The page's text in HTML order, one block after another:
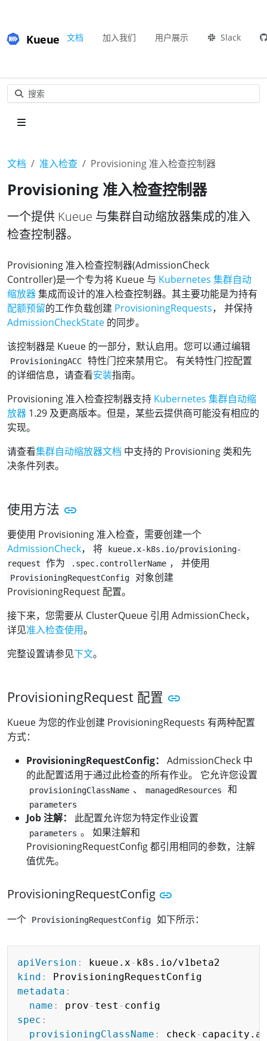
Kueue 文档 加入我们 用户展示 Slack
搜索
文档 准入检查 Provisioning 准入检查控制器
Provisioning 准入检查控制器
一个提供 Kueue 与集群自动缩放器集成的准入
检查控制器。
Provisioning 准入检查控制器(AdmissionCheck
Controller)是一个专为将 Kueue 与 Kubernetes 集群自动
缩放器集成而设计的准入检查控制器。其主要功能是为持有
配额预留的工作负载创建 ProvisioningRequests， 并保持
AdmissionCheckState 的同步。
该控制器是 Kueue 的一部分，默认启用。您可以通过编辑
ProvisioningACC
特性门控来禁用它。 有关特性门控配置
的详细信息，请查看安装指南。
Provisioning 准入检查控制器支持 Kubernetes 集群自动缩
放器 1.29 及更高版本。但是，某些云提供商可能没有相应的
实现。
请查看集群自动缩放器文档 中支持的 Provisioning 类和先
决条件列表。
使用方法
要使用 Provisioning 准入检查，需要创建一个
AdmissionCheck， 将
kueue.x-k8s.io/provisioning-
request
作为 .spec.controllerName ， 并使用
ProvisioningRequestConfig
对象创建
ProvisioningRequest 配置。
接下来，您需要从 ClusterQueue 引用 AdmissionCheck，
详见准入检查使用。
完整设置请参见下文。
ProvisioningRequest 配置
Kueue 为您的作业创建 ProvisioningRequests 有两种配置
方式：
ProvisioningRequestConfig：
AdmissionCheck 中
的此配置适用于通过此检查的所有作业。 它允许您设置
provisioningClassName 、 managedResources 和
parameters
Job 注解： 此配置允许您为特定作业设置
parameters 。 如果注解和
ProvisioningRequestConfig 都引用相同的参数，注解
值优先。
ProvisioningRequestConfig
一个 ProvisioningRequestConfig 如下所示：
apiVersion : kueue.x -
kind :
metadata :
name : prov - test -
spec :
provisioningClassName : check-